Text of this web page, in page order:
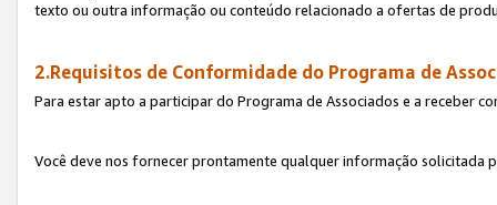
texto ou outra informação ou conteúdo relacionado a ofertas de
2.Requisitos de Conformidade do Programa de
Para estar apto a participar do Programa de Associados e a receber
Você deve nos fornecer prontamente qualquer informação solicitada